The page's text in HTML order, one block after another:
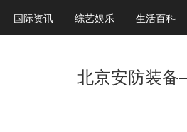
国际资讯 综艺娱乐 生活百科
北京安防装